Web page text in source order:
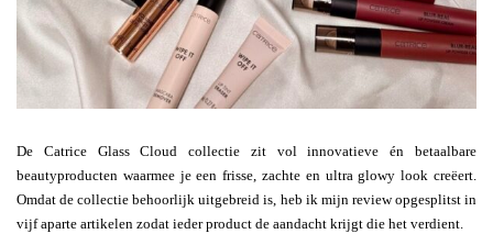
De Catrice Glass Cloud collectie zit vol innovatieve én betaalbare
beautyproducten waarmee je een frisse, zachte en ultra glowy look creëert.
Omdat de collectie behoorlijk uitgebreid is, heb ik mijn review opgesplitst in
vijf aparte artikelen zodat ieder product de aandacht krijgt die het verdient.